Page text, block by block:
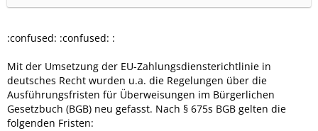
:confused: :confused: :
Mit der Umsetzung der EU-Zahlungsdiensterichtlinie in
deutsches Recht wurden u.a. die Regelungen über die
Ausführungsfristen für Überweisungen im Bürgerlichen
Gesetzbuch (BGB) neu gefasst. Nach § 675s BGB gelten die
folgenden Fristen: